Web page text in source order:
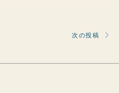
次の投稿